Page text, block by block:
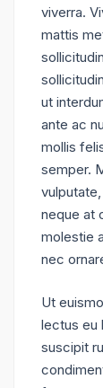
viverra.
mattis
ut
ante ac
mollis
semper.
neque at
molestie
nec
Ut
lectus eu
suscipit